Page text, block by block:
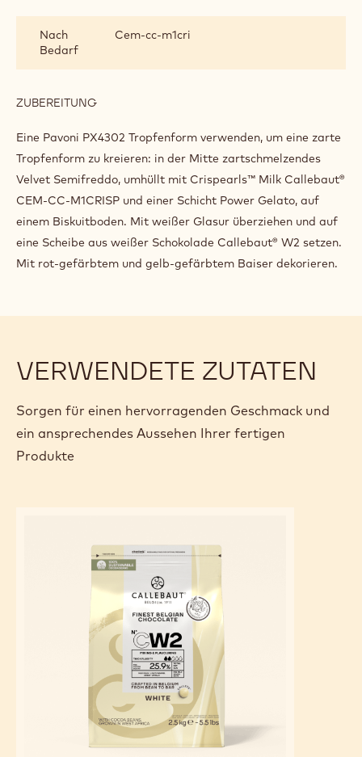
PRÄSENTATION
Nach
Bedarf
Cem-cc-m1cri
ZUBEREITUNG
UND
PRÄSENTATION
Eine Pavoni PX4302 Tropfenform verwenden, um eine zarte
Tropfenform zu kreieren: in der Mitte zartschmelzendes
Velvet Semifreddo, umhüllt mit Crispearls™ Milk Callebaut®
CEM-CC-M1CRISP und einer Schicht Power Gelato, auf
einem Biskuitboden. Mit weißer Glasur überziehen und auf
eine Scheibe aus weißer Schokolade Callebaut® W2 setzen.
Mit rot-gefärbtem und gelb-gefärbtem Baiser dekorieren.
VERWENDETE ZUTATEN
Sorgen für einen hervorragenden Geschmack und
ein ansprechendes Aussehen Ihrer fertigen
Produkte